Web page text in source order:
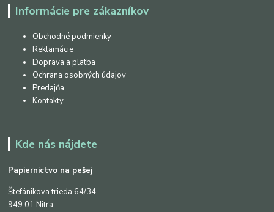
Informácie pre zákazníkov
Obchodné podmienky
Reklamácie
Doprava a platba
Ochrana osobných údajov
Predajňa
Kontakty
Kde nás nájdete
Papiernictvo na pešej
Štefánikova trieda 64/34
949 01 Nitra